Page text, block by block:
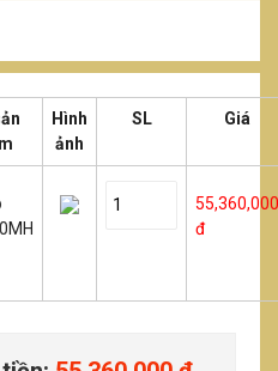
Hình
ảnh
SL Giá
55,360,000
đ